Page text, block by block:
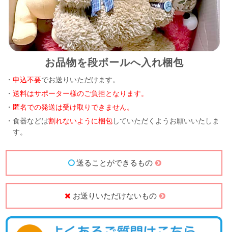
お品物を段ボールへ入れ梱包
・申込不要でお送りいただけます。
・送料はサポーター様のご負担となります。
・ 匿名での発送は受け取りできません。
・食器などは割れないように梱包していただくようお願いいたしま
す。
送ることができるもの
お送りいただけないもの